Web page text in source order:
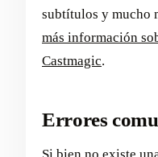
subtítulos y mucho
más información
Castmagic.
Errores